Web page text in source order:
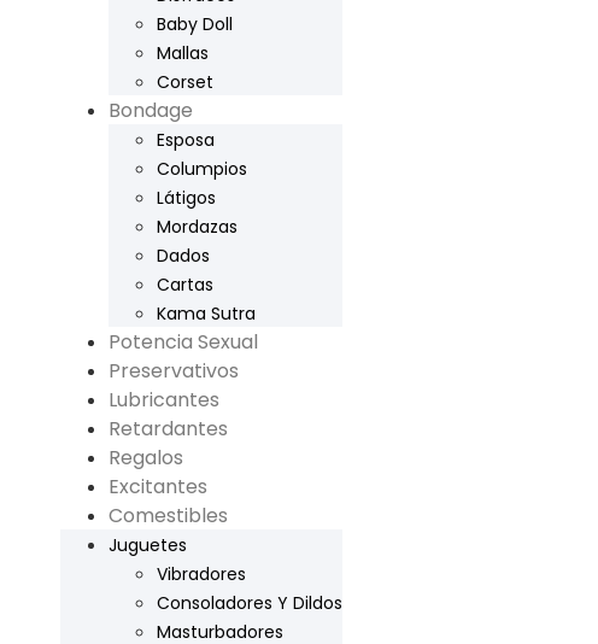
Baby Doll
Mallas
Corset
Bondage
Esposa
Columpios
Látigos
Mordazas
Dados
Cartas
Kama Sutra
Potencia Sexual
Preservativos
Lubricantes
Retardantes
Regalos
Excitantes
Comestibles
Juguetes
Vibradores
Consoladores Y Dildos
Masturbadores